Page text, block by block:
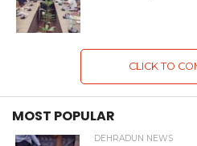
CLICK TO
MOST POPULAR
DEHRADUN NEWS